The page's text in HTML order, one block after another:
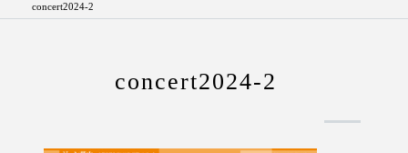
concert2024-2
concert2024-2